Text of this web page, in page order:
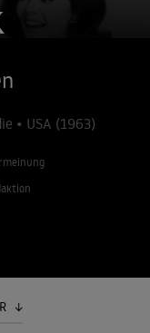
• USA (1963)